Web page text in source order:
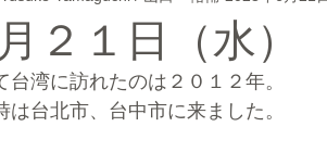
グ® デジタルマーケティングブランデ
２１日（水
台湾に訪れたのは２０１２年。
は台北市、台中市に来ました。